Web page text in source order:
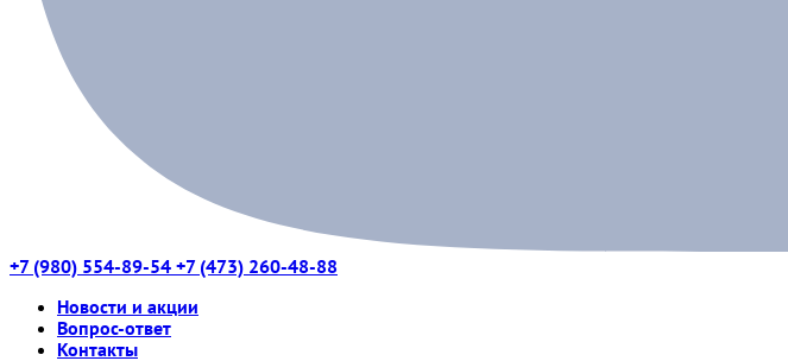
+7 (980) 554-89-54 +7 (473) 260-48-88
Новости и акции
Вопрос-ответ
Контакты